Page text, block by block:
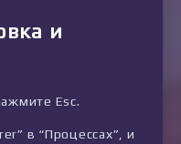
и
Esc.
в “Процессах”, и